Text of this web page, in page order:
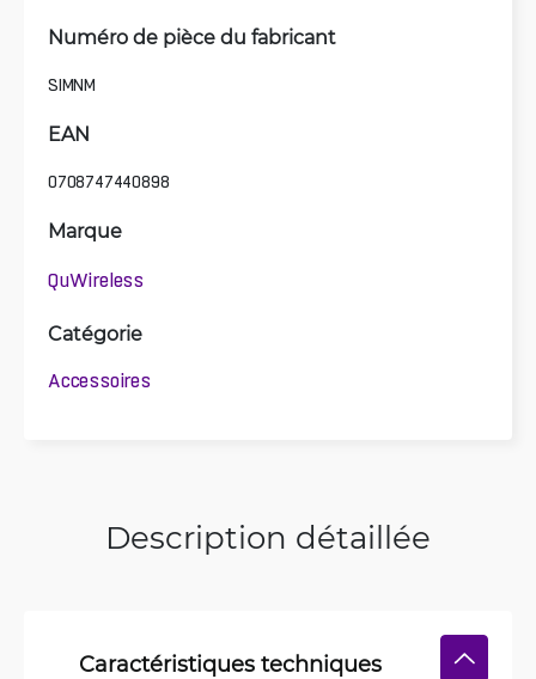
Numéro de pièce du fabricant
SIMNM
EAN
0708747440898
Marque
QuWireless
Catégorie
Accessoires
Description détaillée
Caractéristiques techniques